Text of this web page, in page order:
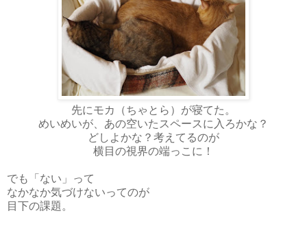
先にモカ（ちゃとら）が寝てた。
めいめいが、あの空いたスペースに入ろかな？
どしよかな？考えてるのが
横目の視界の端っこに！
でも「ない」って
なかなか気づけないってのが
目下の課題。